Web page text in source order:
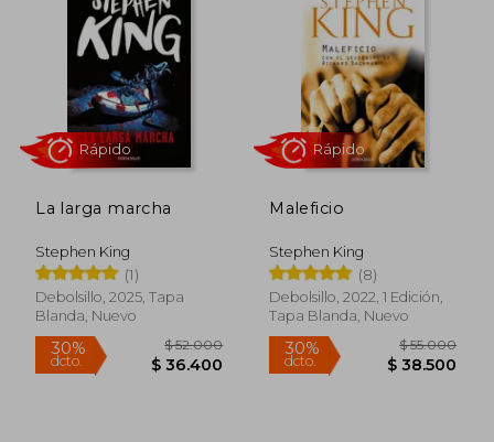
30% $ 49.000
$ 34.300
30%
dcto.
La larga marcha
Stephen King
(1)
Debolsillo, 2025, Tapa
Blanda, Nuevo
Rápido
Maleficio
Stephen King
(8)
Debolsillo, 2022, 1 Edición,
Tapa Blanda, Nuevo